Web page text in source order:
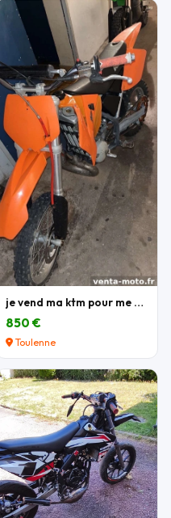
je vend ma ktm pour me acheter une autre moto
850 €
Toulenne